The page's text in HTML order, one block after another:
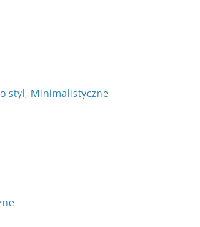
styl, Minimalistyczne